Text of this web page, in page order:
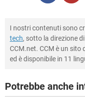
I nostri contenuti sono
tech, sotto la direzione
CCM.net. CCM è un sito
ed è disponibile in 11
Potrebbe anche